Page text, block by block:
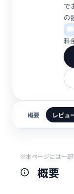
で
の
料
概要 レビュ
※本ページには一部
概要